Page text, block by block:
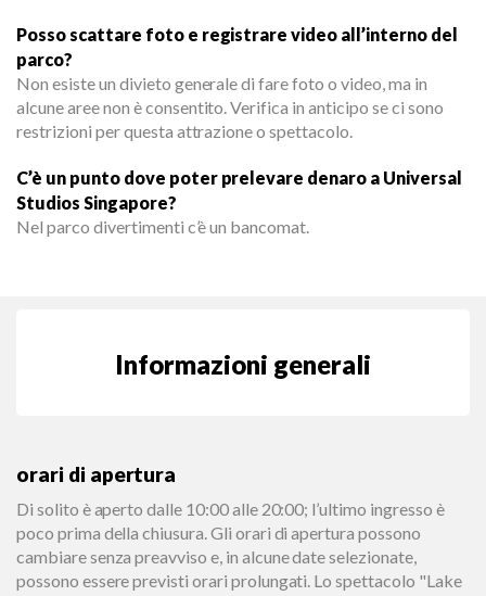
Posso scattare foto e registrare video all’interno del
parco?
Non esiste un divieto generale di fare foto o video, ma in
alcune aree non è consentito. Verifica in anticipo se ci sono
restrizioni per questa attrazione o spettacolo.
C’è un punto dove poter prelevare denaro a Universal
Studios Singapore?
Nel parco divertimenti c’è un bancomat.
Informazioni generali
orari di apertura
Di solito è aperto dalle 10:00 alle 20:00; l’ultimo ingresso è
poco prima della chiusura. Gli orari di apertura possono
cambiare senza preavviso e, in alcune date selezionate,
possono essere previsti orari prolungati. Lo spettacolo "Lake